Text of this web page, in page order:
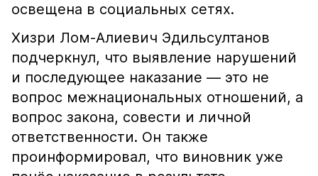
освещена в социальных сетях.
Хизри Лом-Алиевич Эдильсултанов
подчеркнул, что выявление нарушений
и последующее наказание — это не
вопрос межнациональных отношений, а
вопрос закона, совести и личной
ответственности. Он также
проинформировал, что виновник уже